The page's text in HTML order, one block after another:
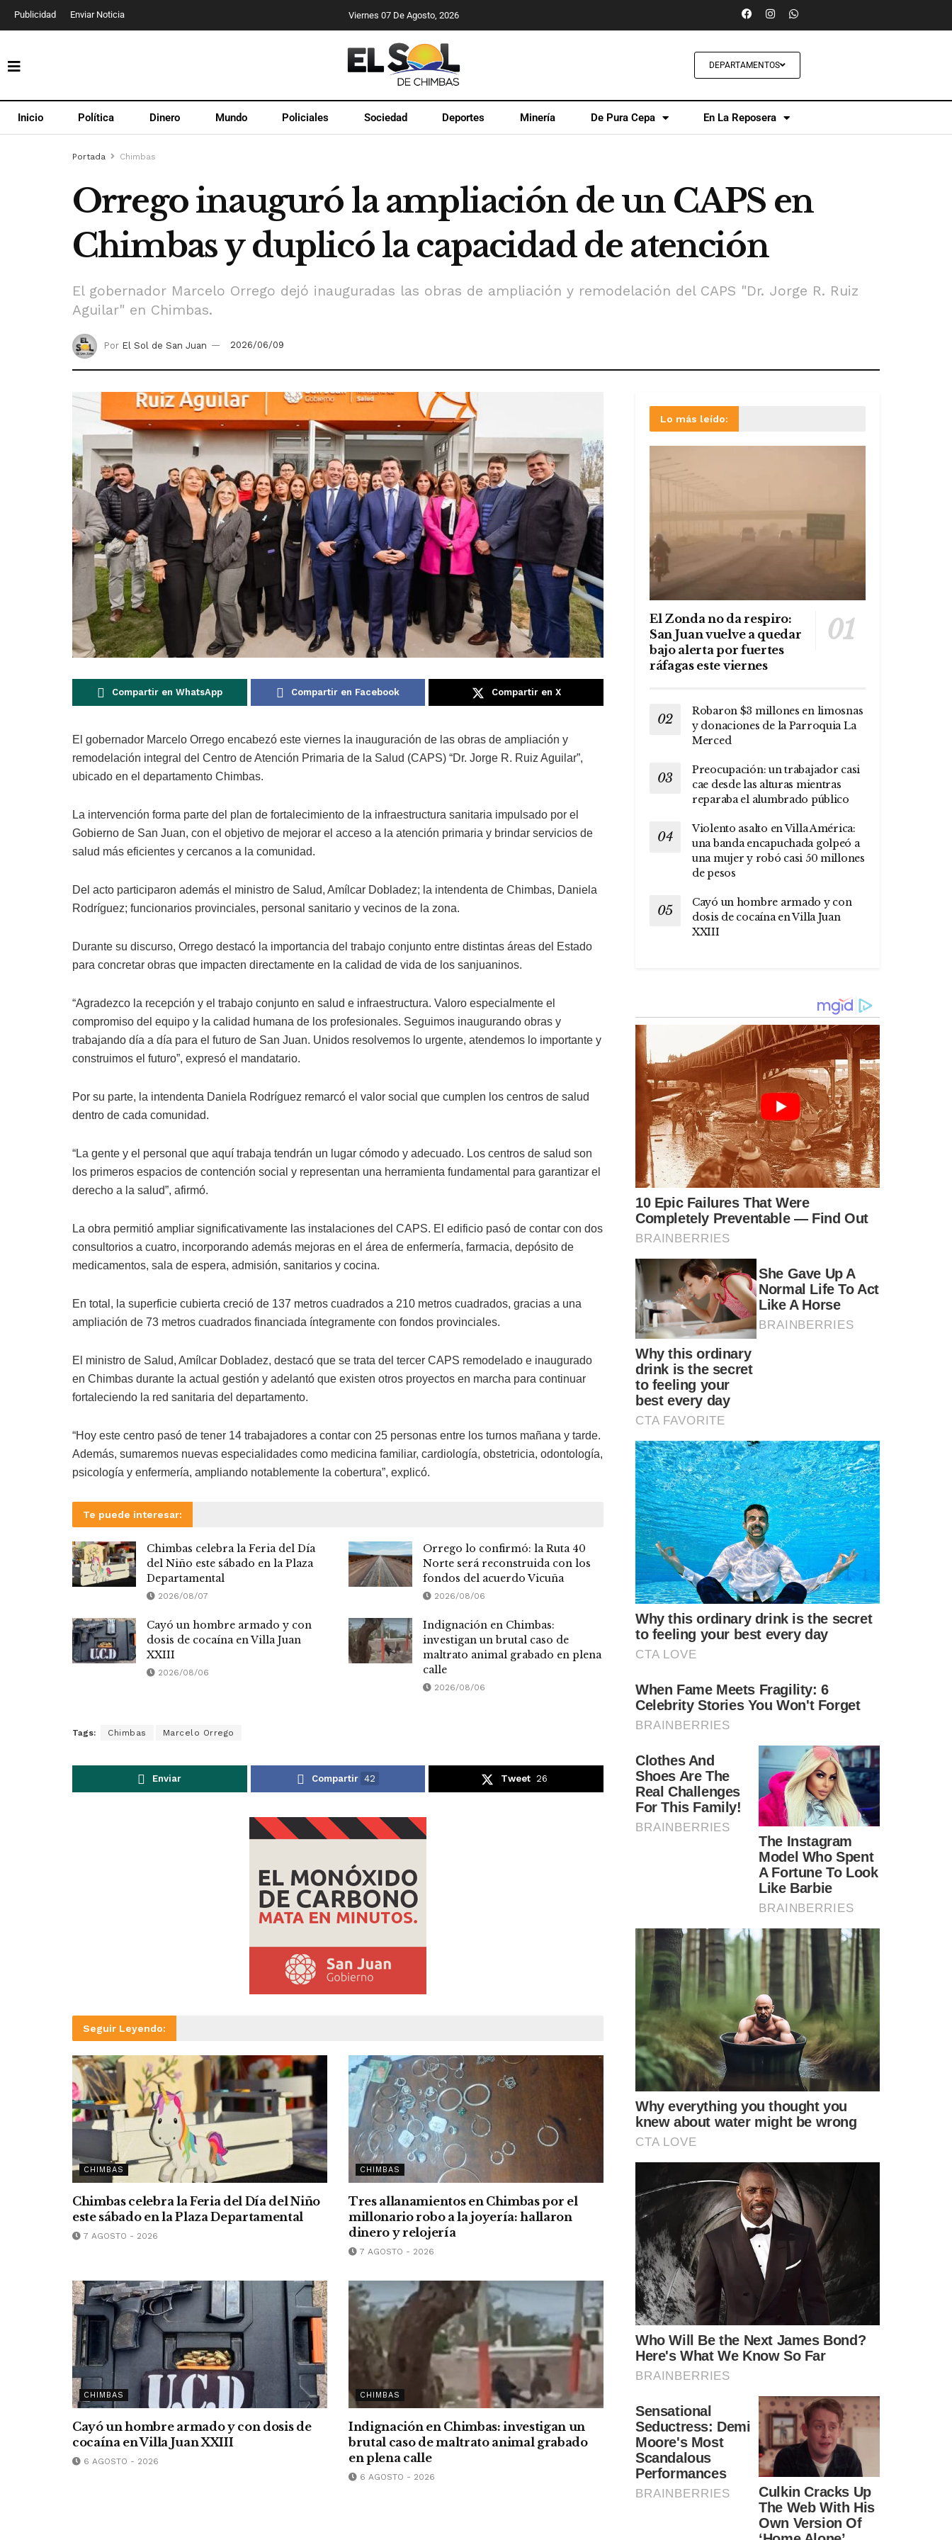
Publicidad Enviar Noticia Viernes 07 De Agosto, 2026
DEPARTAMENTOS
Inicio Política Dinero Mundo Policiales Sociedad Deportes Minería De Pura Cepa En La Reposera
Portada Chimbas
Orrego inauguró la ampliación de un CAPS en
Chimbas y duplicó la capacidad de atención
El gobernador Marcelo Orrego dejó inauguradas las obras de ampliación y remodelación del CAPS "Dr. Jorge R. Ruiz
Aguilar" en Chimbas.
Por El Sol de San Juan 2026/06/09
Compartir en WhatsApp Compartir en Facebook Compartir en X
El gobernador Marcelo Orrego encabezó este viernes la inauguración de las obras de ampliación y
remodelación integral del Centro de Atención Primaria de la Salud (CAPS) “Dr. Jorge R. Ruiz Aguilar”,
ubicado en el departamento Chimbas.
La intervención forma parte del plan de fortalecimiento de la infraestructura sanitaria impulsado por el
Gobierno de San Juan, con el objetivo de mejorar el acceso a la atención primaria y brindar servicios de
salud más eficientes y cercanos a la comunidad.
Del acto participaron además el ministro de Salud, Amílcar Dobladez; la intendenta de Chimbas, Daniela
Rodríguez; funcionarios provinciales, personal sanitario y vecinos de la zona.
Durante su discurso, Orrego destacó la importancia del trabajo conjunto entre distintas áreas del Estado
para concretar obras que impacten directamente en la calidad de vida de los sanjuaninos.
“Agradezco la recepción y el trabajo conjunto en salud e infraestructura. Valoro especialmente el
compromiso del equipo y la calidad humana de los profesionales. Seguimos inaugurando obras y
trabajando día a día para el futuro de San Juan. Unidos resolvemos lo urgente, atendemos lo importante y
construimos el futuro”, expresó el mandatario.
Por su parte, la intendenta Daniela Rodríguez remarcó el valor social que cumplen los centros de salud
dentro de cada comunidad.
“La gente y el personal que aquí trabaja tendrán un lugar cómodo y adecuado. Los centros de salud son
los primeros espacios de contención social y representan una herramienta fundamental para garantizar el
derecho a la salud”, afirmó.
La obra permitió ampliar significativamente las instalaciones del CAPS. El edificio pasó de contar con dos
consultorios a cuatro, incorporando además mejoras en el área de enfermería, farmacia, depósito de
medicamentos, sala de espera, admisión, sanitarios y cocina.
En total, la superficie cubierta creció de 137 metros cuadrados a 210 metros cuadrados, gracias a una
ampliación de 73 metros cuadrados financiada íntegramente con fondos provinciales.
El ministro de Salud, Amílcar Dobladez, destacó que se trata del tercer CAPS remodelado e inaugurado
en Chimbas durante la actual gestión y adelantó que existen otros proyectos en marcha para continuar
fortaleciendo la red sanitaria del departamento.
“Hoy este centro pasó de tener 14 trabajadores a contar con 25 personas entre los turnos mañana y tarde.
Además, sumaremos nuevas especialidades como medicina familiar, cardiología, obstetricia, odontología,
psicología y enfermería, ampliando notablemente la cobertura”, explicó.
Te puede interesar:
Chimbas celebra la Feria del Día
del Niño este sábado en la Plaza
Departamental
2026/08/07
Orrego lo confirmó: la Ruta 40
Norte será reconstruida con los
fondos del acuerdo Vicuña
2026/08/06
Cayó un hombre armado y con
dosis de cocaína en Villa Juan
XXIII
2026/08/06
Indignación en Chimbas:
investigan un brutal caso de
maltrato animal grabado en plena
calle
2026/08/06
Tags: Chimbas Marcelo Orrego
Enviar Compartir 42 Tweet 26
Seguir Leyendo:
CHIMBAS
Chimbas celebra la Feria del Día del Niño
este sábado en la Plaza Departamental
7 AGOSTO - 2026
CHIMBAS
Tres allanamientos en Chimbas por el
millonario robo a la joyería: hallaron
dinero y relojería
7 AGOSTO - 2026
CHIMBAS
Cayó un hombre armado y con dosis de
cocaína en Villa Juan XXIII
6 AGOSTO - 2026
CHIMBAS
Indignación en Chimbas: investigan un
brutal caso de maltrato animal grabado
en plena calle
6 AGOSTO - 2026
Lo más leído:
El Zonda no da respiro:
San Juan vuelve a quedar
bajo alerta por fuertes
ráfagas este viernes
Robaron $3 millones en limosnas
y donaciones de la Parroquia La
Merced
Preocupación: un trabajador casi
cae desde las alturas mientras
reparaba el alumbrado público
Violento asalto en Villa América:
una banda encapuchada golpeó a
una mujer y robó casi 50 millones
de pesos
Cayó un hombre armado y con
dosis de cocaína en Villa Juan
XXIII